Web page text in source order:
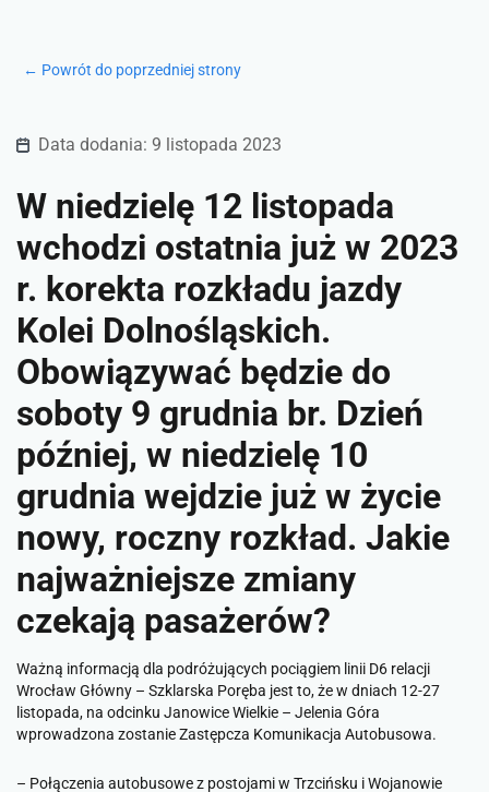
← Powrót do poprzedniej strony
Data dodania: 9 listopada 2023
W niedzielę 12 listopada
wchodzi ostatnia już w 2023
r. korekta rozkładu jazdy
Kolei Dolnośląskich.
Obowiązywać będzie do
soboty 9 grudnia br. Dzień
później, w niedzielę 10
grudnia wejdzie już w życie
nowy, roczny rozkład. Jakie
najważniejsze zmiany
czekają pasażerów?
Ważną informacją dla podróżujących pociągiem linii D6 relacji
Wrocław Główny – Szklarska Poręba jest to, że w dniach 12-27
listopada, na odcinku Janowice Wielkie – Jelenia Góra
wprowadzona zostanie Zastępcza Komunikacja Autobusowa.
– Połączenia autobusowe z postojami w Trzcińsku i Wojanowie